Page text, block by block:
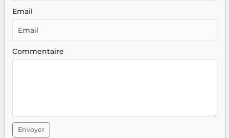
Email
Commentaire
Envoyer